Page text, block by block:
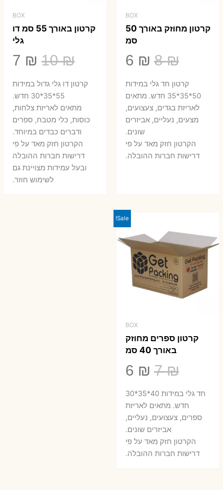
BOX
קרטון מחוזק באורך 50
סמ
8₪
המחיר
המקורי
היה:
8 ₪.
6 ₪
הנוכחיקרטון חד גלי במידות
50*35*35 חדש. מתאים
לאריזת בגדים, צעצועים,
מצעים, נעליים, אביזרים
שונים.
הקרטון חזק מאד על פי
דרישות חברות ההובלה.
BOX
קרטון באורך 55 סמ דו
גלי
10₪
היה:
10 ₪.
7 ₪
7 ₪.
קרטון דו גלי גדול במידות
55*35*30 חדש.
מתאים לאריזת צלחות,
כוסות, כלי מטבח, ספרים
ודברים כבדים במיוחד.
הקרטון חזק מאד על פי
דרישות חברות ההובלה
ובעל עמידות מצויינת גם
לשימוש חוזר.
Sale!
BOX
קרטון ספרים מחוזק
באורך 40 סמ
7₪
המחיר
המקורי
היה:
7 ₪.
6 ₪
הוא:
חד גלי במידות 40*35*30
חדש. מתאים לאריזת
ספרים, צעצועים, נעליים,
אביזרים שונים.
הקרטון חזק מאד על פי
דרישות חברות ההובלה.